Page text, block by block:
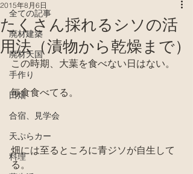
全ての記事
廃材建築
廃材天国
手作り
田畑
合宿、見学会
天ぷらカー
料理
たくさん採れるシソの活
用法（漬物から乾燥まで）
2015年8月6日
この時期、大葉を食べない日はない。
毎食食べてる。
畑には至るところに青ジソが自生して
る。